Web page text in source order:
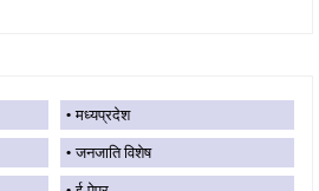
मध्यप्रदेश
जनजाति विशेष